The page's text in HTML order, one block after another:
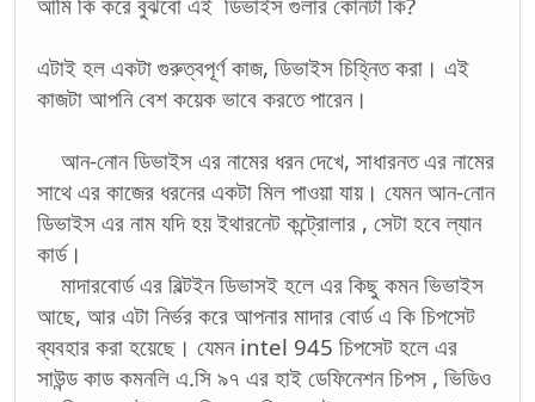
এটাই হল একটা গুরুত্বপূর্ণ কাজ, ডিভাইস চিহ্নিত করা। এই
কাজটা আপনি বেশ কয়েক ভাবে করতে পারেন।
আন-নোন ডিভাইস এর নামের ধরন দেখে, সাধারনত এর নামের
সাথে এর কাজের ধরনের একটা মিল পাওয়া যায়। যেমন আন-নোন
ডিভাইস এর নাম যদি হয় ইথারনেট কন্ট্রোলার , সেটা হবে ল্যান
কার্ড।
মাদারবোর্ড এর বিল্টইন ডিভাসই হলে এর কিছু কমন ভিভাইস
আছে, আর এটা নির্ভর করে আপনার মাদার বোর্ড এ কি চিপসেট
ব্যবহার করা হয়েছে। যেমন intel 945 চিপসেট হলে এর
সাউন্ড কাড কমনলি এ.সি ৯৭ এর হাই ডেফিনেশন চিপস , ভিডিও